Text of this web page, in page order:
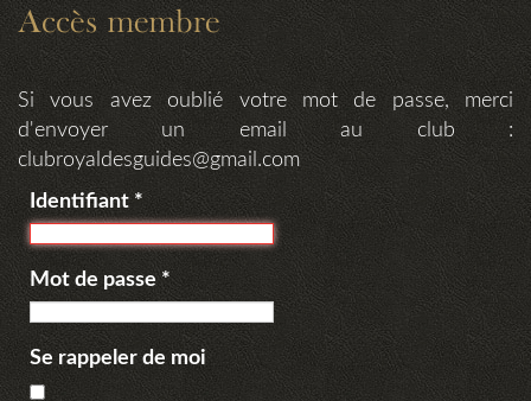
Accès membre
Si vous avez oublié votre mot de passe, merci
d'envoyer un email au club :
clubroyaldesguides@gmail.com
Identifiant*
Mot de passe*
Se rappeler de moi